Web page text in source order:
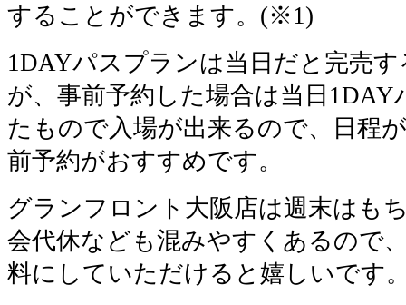
することができます。(※1)
1DAYパスプランは当日だと完売
が、事前予約した場合は当日
たもので入場が出来るので、日程
前予約がおすすめです。
グランフロント大阪店は週末はも
会代休なども混みやすくあるので
料にしていただけると嬉しいです